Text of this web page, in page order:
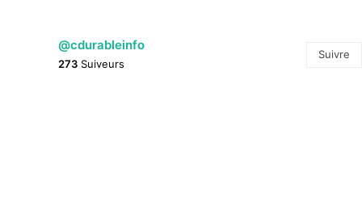
@cdurableinfo
273 Suiveurs
Suivre